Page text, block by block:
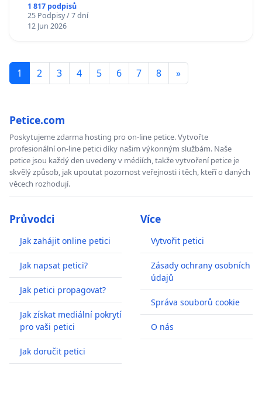
1 817 podpisů
25 Podpisy / 7 dní
12 Jun 2026
1 2 3 4 5 6 7 8 »
Petice.com
Poskytujeme zdarma hosting pro on-line petice. Vytvořte
profesionální on-line petici díky našim výkonným službám. Naše
petice jsou každý den uvedeny v médiích, takže vytvoření petice je
skvělý způsob, jak upoutat pozornost veřejnosti i těch, kteří o daných
věcech rozhodují.
Průvodci
Jak zahájit online petici
Jak napsat petici?
Jak petici propagovat?
Jak získat mediální pokrytí
pro vaši petici
Jak doručit petici
Více
Vytvořit petici
Zásady ochrany osobních
údajů
Správa souborů cookie
O nás